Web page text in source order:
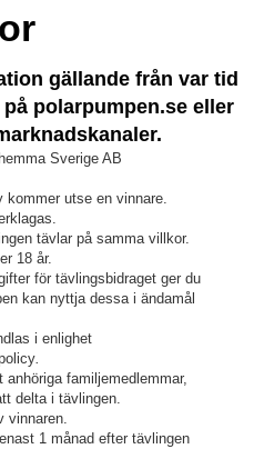
gällande från var tid
polarpumpen.se eller
Sverige AB
kommer utse en vinnare.
tävlar på samma villkor.
18 år.
för tävlingsbidraget ger du
kan nyttja dessa i ändamål
i enlighet
.
familjemedlemmar,
delta i tävlingen.
vinnaren.
1 månad efter tävlingen